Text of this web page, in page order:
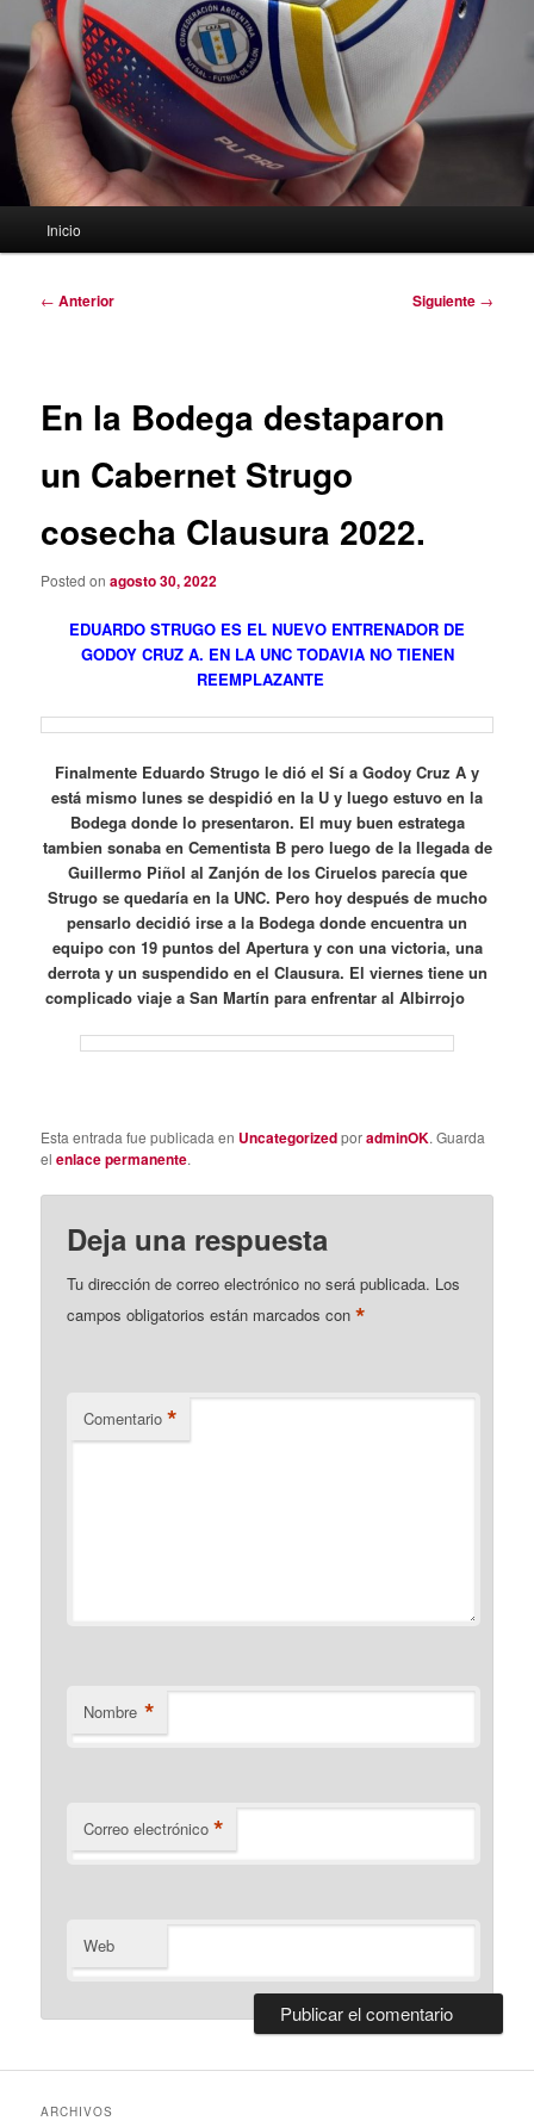
Inicio
Navegación
← Anterior Siguiente →
En la Bodega destaparon
un Cabernet Strugo
cosecha Clausura 2022.
Posted onagosto 30, 2022
EDUARDO STRUGO ES EL NUEVO ENTRENADOR DE
GODOY CRUZ A. EN LA UNC TODAVIA NO TIENEN
REEMPLAZANTE
Finalmente Eduardo Strugo le dió el Sí a Godoy Cruz A y
está mismo lunes se despidió en la U y luego estuvo en la
Bodega donde lo presentaron. El muy buen estratega
tambien sonaba en Cementista B pero luego de la llegada de
Guillermo Piñol al Zanjón de los Ciruelos parecía que
Strugo se quedaría en la UNC. Pero hoy después de mucho
pensarlo decidió irse a la Bodega donde encuentra un
equipo con 19 puntos del Apertura y con una victoria, una
derrota y un suspendido en el Clausura. El viernes tiene un
complicado viaje a San Martín para enfrentar al Albirrojo
Esta entrada fue publicada en UncategorizedporadminOK. Guarda
elenlace permanente.
Deja una respuesta
Tu dirección de correo electrónico no será publicada. Los
campos obligatorios están marcados con*
Comentario *
Nombre *
Correo electrónico *
Web
ARCHIVOS